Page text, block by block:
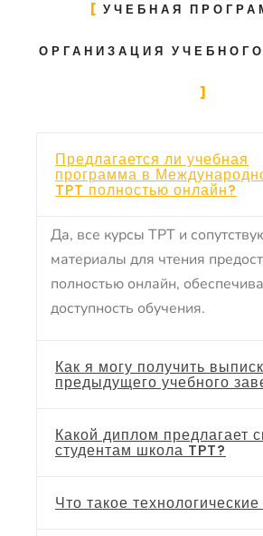
УЧЕБНАЯ
ОРГАНИЗАЦИЯ
Предлагается ли учебная
программа в
TPT полностью онлайн?
Да, все курсы TPT и
материалы для чтения
полностью онлайн,
доступность обучения.
Как я могу получить
предыдущего учебного
Какой диплом предлагает
студентам школа TPT?
Что такое